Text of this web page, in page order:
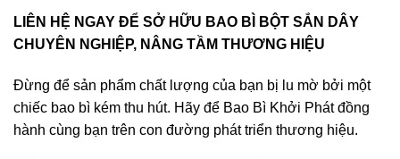
LIÊN HỆ NGAY ĐỂ SỞ HỮU BAO BÌ BỘT SẮN DÂY
CHUYÊN NGHIỆP, NÂNG TẦM THƯƠNG HIỆU
Đừng để sản phẩm chất lượng của bạn bị lu mờ bởi một
chiếc bao bì kém thu hút. Hãy để Bao Bì Khởi Phát đồng
hành cùng bạn trên con đường phát triển thương hiệu.